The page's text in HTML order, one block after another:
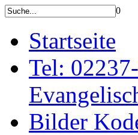
0
Startseite
Tel:
Bilder